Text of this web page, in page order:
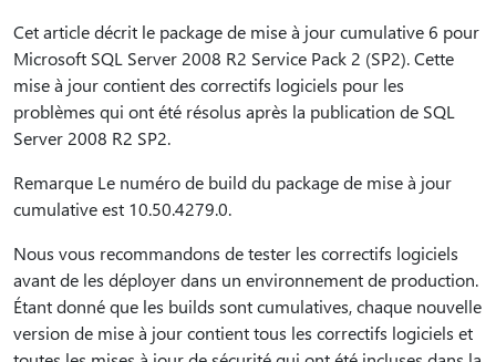
Cet article décrit le package de mise à jour cumulative 6 pour
Microsoft SQL Server 2008 R2 Service Pack 2 (SP2). Cette
mise à jour contient des correctifs logiciels pour les
problèmes qui ont été résolus après la publication de SQL
Server 2008 R2 SP2.
Remarque Le numéro de build du package de mise à jour
cumulative est 10.50.4279.0.
Nous vous recommandons de tester les correctifs logiciels
avant de les déployer dans un environnement de production.
Étant donné que les builds sont cumulatives, chaque nouvelle
version de mise à jour contient tous les correctifs logiciels et